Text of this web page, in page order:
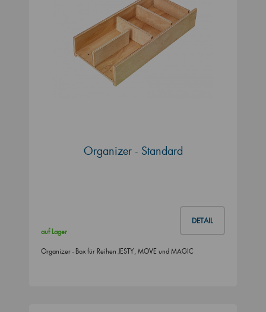
Organizer - Standard
DETAIL
auf Lager
Organizer - Box für Reihen JESTY, MOVE und MAGIC